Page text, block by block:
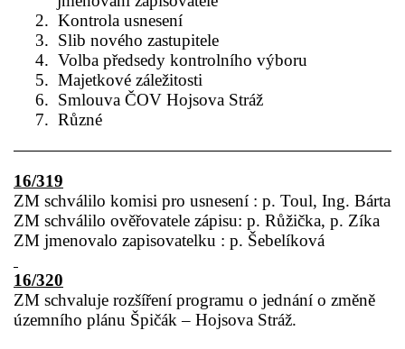
2. Kontrola usnesení
3. Slib nového zastupitele
4. Volba předsedy kontrolního výboru
5. Majetkové záležitosti
6. Smlouva ČOV Hojsova Stráž
7. Různé
16/319
ZM schválilo komisi pro usnesení : p. Toul, Ing. Bárta
ZM schválilo ověřovatele zápisu: p. Růžička, p. Zíka
ZM jmenovalo zapisovatelku : p. Šebelíková
16/320
ZM schvaluje rozšíření programu o jednání o změně
územního plánu Špičák – Hojsova Stráž.